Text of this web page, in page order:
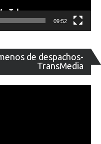
09:52
de despachos-
TransMedia
de